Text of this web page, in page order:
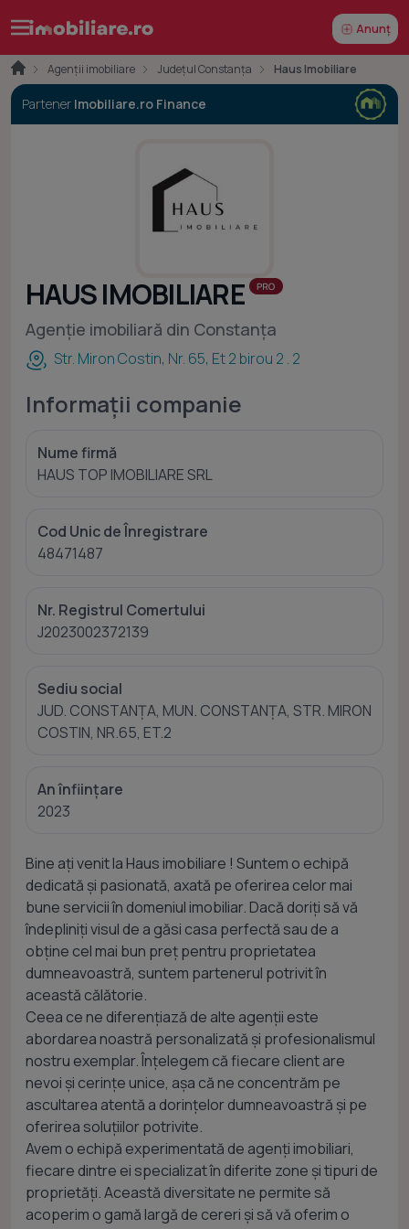
Anunț
Agenții imobiliare Județul Constanța Haus Imobiliare
Partener Imobiliare.ro Finance
HAUS IMOBILIARE
Agenție imobiliară din Constanța
Str. Miron Costin, Nr. 65, Et 2 birou 2 . 2
Informații companie
Nume firmă
HAUS TOP IMOBILIARE SRL
Cod Unic de Înregistrare
48471487
Nr. Registrul Comertului
J2023002372139
Sediu social
JUD. CONSTANȚA, MUN. CONSTANȚA, STR. MIRON
COSTIN, NR.65, ET.2
An înființare
2023
Bine ați venit la Haus imobiliare ! Suntem o echipă
dedicată și pasionată, axată pe oferirea celor mai
bune servicii în domeniul imobiliar. Dacă doriți să vă
îndepliniți visul de a găsi casa perfectă sau de a
obține cel mai bun preț pentru proprietatea
dumneavoastră, suntem partenerul potrivit în
această călătorie.
Ceea ce ne diferențiază de alte agenții este
abordarea noastră personalizată și profesionalismul
nostru exemplar. Înțelegem că fiecare client are
nevoi și cerințe unice, așa că ne concentrăm pe
ascultarea atentă a dorințelor dumneavoastră și pe
oferirea soluțiilor potrivite.
Avem o echipă experimentată de agenți imobiliari,
fiecare dintre ei specializat în diferite zone și tipuri de
proprietăți. Această diversitate ne permite să
acoperim o gamă largă de cereri și să vă oferim o